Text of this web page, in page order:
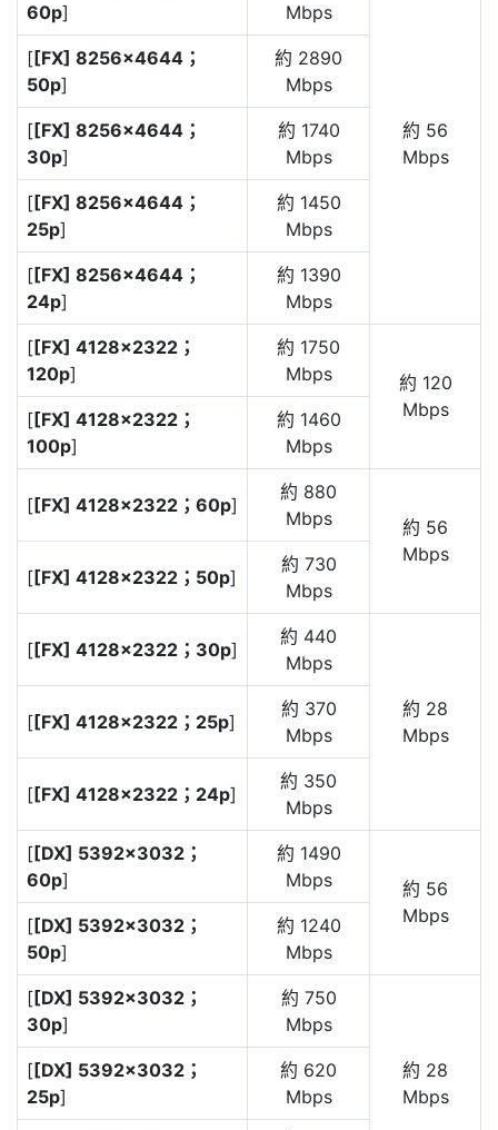
60p]
Mbps
約 56
Mbps
[ [FX] 8256×4644；
50p]
約 2890
Mbps
[ [FX] 8256×4644；
30p]
約 1740
Mbps
[ [FX] 8256×4644；
25p]
約 1450
Mbps
[ [FX] 8256×4644；
24p]
約 1390
Mbps
[ [FX] 4128×2322；
120p]
約 1750
Mbps
約 120
Mbps
[ [FX] 4128×2322；
100p]
約 1460
Mbps
[ [FX] 4128×2322；60p]
約 880
Mbps
約 56
Mbps
[ [FX] 4128×2322；50p]
約 730
Mbps
[ [FX] 4128×2322；30p]
約 440
Mbps
約 28
Mbps
[ [FX] 4128×2322；25p]
約 370
Mbps
[ [FX] 4128×2322；24p]
約 350
Mbps
[ [DX] 5392×3032；
60p]
約 1490
Mbps
約 56
Mbps
[ [DX] 5392×3032；
50p]
約 1240
Mbps
[ [DX] 5392×3032；
30p]
約 750
Mbps
約 28
Mbps
[ [DX] 5392×3032；
25p]
約 620
Mbps